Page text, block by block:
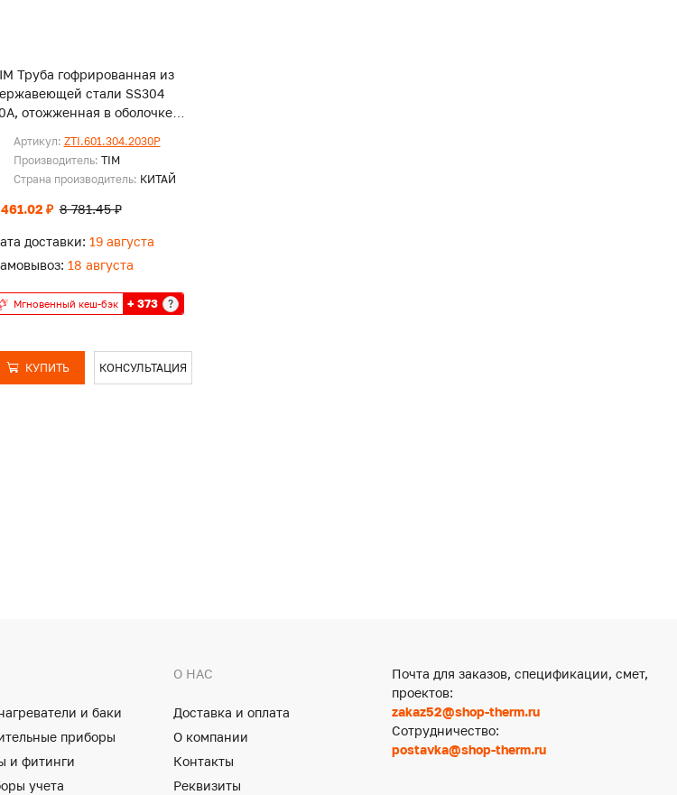
Труба гофрированная из
стали SS304
отожженная в оболочке
Артикул: ZTI.601.304.2030P
Производитель: TIM
Страна производитель: КИТАЙ
₽ 8 781.45 ₽
доставки: 19 августа
18 августа
Мгновенный кеш-бэк + 373 ?
КУПИТЬ КОНСУЛЬТАЦИЯ
и баки
приборы
и фитинги
учета
О НАС
Доставка и оплата
О компании
Контакты
Реквизиты
Почта для заказов, спецификации, смет,
проектов:
zakaz52@shop-therm.ru
Сотрудничество:
postavka@shop-therm.ru